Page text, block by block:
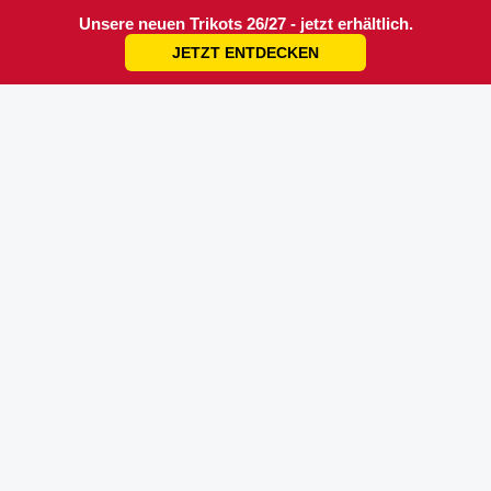
Unsere neuen Trikots 26/27 - jetzt erhältlich.
JETZT ENTDECKEN